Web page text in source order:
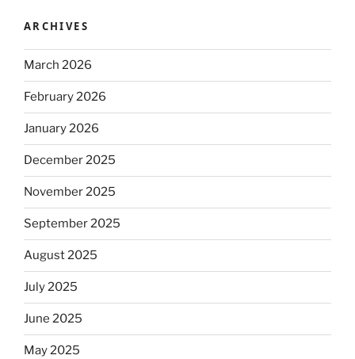
ARCHIVES
March 2026
February 2026
January 2026
December 2025
November 2025
September 2025
August 2025
July 2025
June 2025
May 2025